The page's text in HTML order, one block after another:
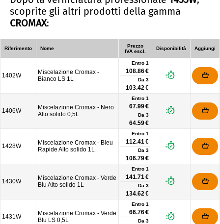
scoprite gli altri prodotti della gamma
CROMAX:
Riferimento Nome
Prezzo
IVA escl.
Disponibilità Aggiungi
1402W
Miscelazione Cromax -
Bianco LS 1L
Entro 1
108.86 €
Da 3
103.42 €
1406W
Miscelazione Cromax - Nero
Alto solido 0,5L
Entro 1
67.99 €
Da 3
64.59 €
1428W
Miscelazione Cromax - Bleu
Rapide Alto solido 1L
Entro 1
112.41 €
Da 3
106.79 €
1430W
Miscelazione Cromax - Verde
Blu Alto solido 1L
Entro 1
141.71 €
Da 3
134.62 €
1431W
Miscelazione Cromax - Verde
Blu LS 0,5L
Entro 1
66.76 €
Da 3